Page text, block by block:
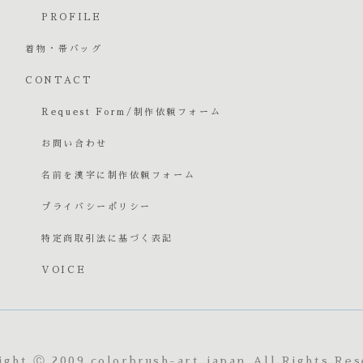
PROFILE
着物・帯バッグ
CONTACT
Request Form/制作依頼フォーム
お問い合わせ
名前を漢字に制作依頼フォーム
プライバシーポリシー
特定商取引法に基づく表記
VOICE
Ⓒ 2009 colorbrush-art_japan All Rights